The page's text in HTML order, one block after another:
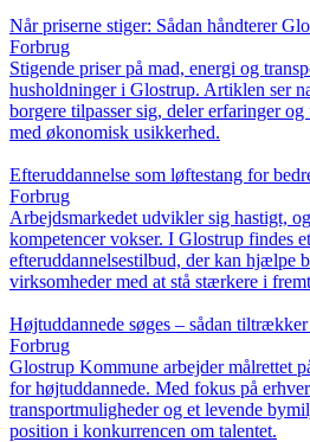
Når priserne stiger: Sådan håndterer
Forbrug
Stigende priser på mad, energi og
husholdninger i Glostrup. Artiklen ser
borgere tilpasser sig, deler erfaringer
med økonomisk usikkerhed.
Efteruddannelse som løftestang for
Forbrug
Arbejdsmarkedet udvikler sig hastigt,
kompetencer vokser. I Glostrup findes
efteruddannelsestilbud, der kan hjælpe
virksomheder med at stå stærkere i
Højtuddannede søges – sådan
Forbrug
Glostrup Kommune arbejder målrettet
for højtuddannede. Med fokus på
transportmuligheder og et levende
position i konkurrencen om talentet.